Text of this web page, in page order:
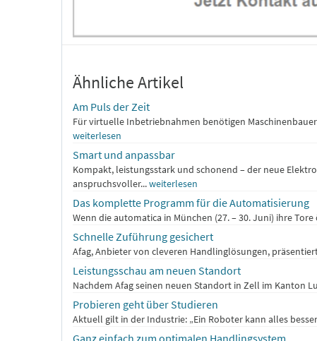
Ähnliche Artikel
Am Puls der Zeit
Für virtuelle Inbetriebnahmen benötigen
weiterlesen
Smart und anpassbar
Kompakt, leistungsstark und schonend – der neue
anspruchsvoller...weiterlesen
Das komplette Programm für die Automatisierung
Wenn die automatica in München (27. – 30. Juni) ihre
Schnelle Zuführung gesichert
Afag, Anbieter von cleveren Handlinglösungen,
Leistungsschau am neuen Standort
Nachdem Afag seinen neuen Standort in Zell im Kanton
Probieren geht über Studieren
Aktuell gilt in der Industrie: „Ein Roboter kann alles
Ganz einfach zum optimalen Handlingsystem